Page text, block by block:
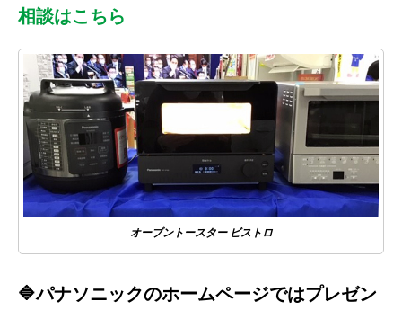
相談はこちら
オーブントースター ビストロ
🔷パナソニックのホームページではプレゼン